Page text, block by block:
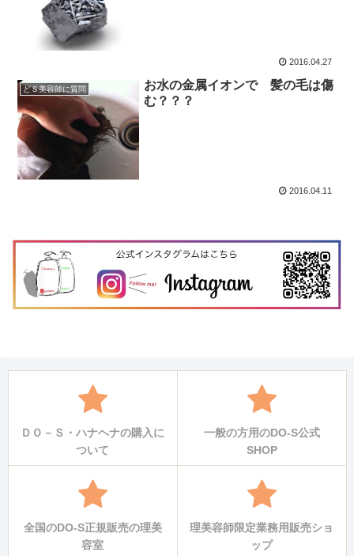
2016.04.27
どＳ美容師に質問
お水の金属イオンで 髪の毛は傷
む？？？
2016.04.11
ＤＯ－Ｓ・ハナヘナの購入に
ついて
一般の方用のDO-S公式
SHOP
全国のDO-S正規販売の理美
容室
理美容師限定業務用販売ショ
ップ